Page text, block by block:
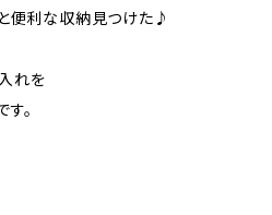
便利な収納見つけた♪
れを
。